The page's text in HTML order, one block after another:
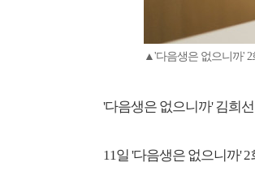
▲'다음생은 없으니까' 2
'다음생은 없으니까' 김희
11일 '다음생은 없으니까'